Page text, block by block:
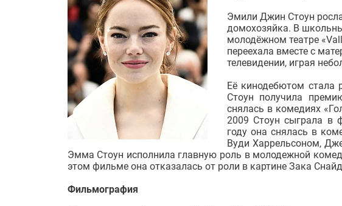
Эмили Джин Стоун
домохозяйка. В
молодёжном театре
переехала вместе с
телевидении, играя
Её кинодебютом стала
Стоун получила
снялась в комедиях
2009 Стоун сыграла в
году она снялась в
Вуди Харрельсоном,
Эмма Стоун исполнила главную роль в молодежной
этом фильме она отказалась от роли в картине Зака
Фильмография